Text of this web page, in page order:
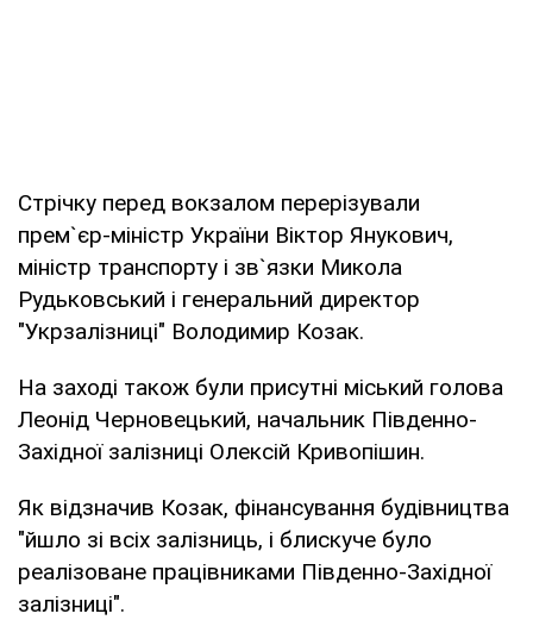
Стрічку перед вокзалом перерізували
прем`єр-міністр України Віктор Янукович,
міністр транспорту і зв`язки Микола
Рудьковський і генеральний директор
"Укрзалізниці" Володимир Козак.
На заході також були присутні міський голова
Леонід Черновецький, начальник Південно-
Західної залізниці Олексій Кривопішин.
Як відзначив Козак, фінансування будівництва
"йшло зі всіх залізниць, і блискуче було
реалізоване працівниками Південно-Західної
залізниці".